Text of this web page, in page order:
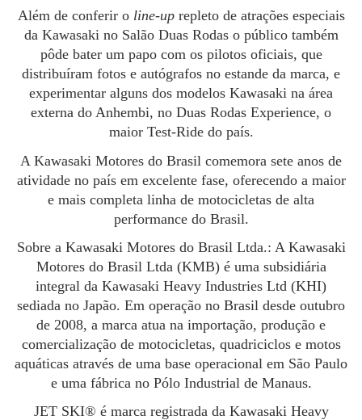
Além de conferir o line-uprepleto de atrações especiais
da Kawasaki no Salão Duas Rodas o público também
pôde bater um papo com os pilotos oficiais, que
distribuíram fotos e autógrafos no estande da marca, e
experimentar alguns dos modelos Kawasaki na área
externa do Anhembi, no Duas Rodas Experience, o
maior Test-Ride do país.
A Kawasaki Motores do Brasil comemora sete anos de
atividade no país em excelente fase, oferecendo a maior
e mais completa linha de motocicletas de alta
performance do Brasil.
Sobre a Kawasaki Motores do Brasil Ltda.: A Kawasaki
Motores do Brasil Ltda (KMB) é uma subsidiária
integral da Kawasaki Heavy Industries Ltd (KHI)
sediada no Japão. Em operação no Brasil desde outubro
de 2008, a marca atua na importação, produção e
comercialização de motocicletas, quadriciclos e motos
aquáticas através de uma base operacional em São Paulo
e uma fábrica no Pólo Industrial de Manaus.
JET SKI® é marca registrada da Kawasaki Heavy